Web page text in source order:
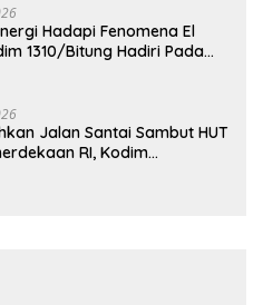
Hadapi Fenomena El
1310/Bitung Hadiri Pada
Jalan Santai Sambut HUT
RI, Kodim